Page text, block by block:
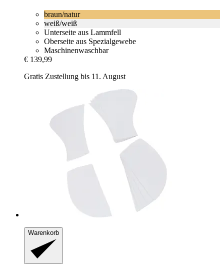
braun/natur
weiß/weiß
Unterseite aus Lammfell
Oberseite aus Spezialgewebe
Maschinenwaschbar
€ 139,99
Gratis Zustellung bis 11. August
Warenkorb